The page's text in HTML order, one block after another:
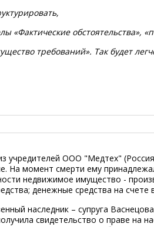
«Фактические обстоятельства»,
требований». Так будет
учредителей ООО "Медтех"
На момент смерти ему
недвижимое имущество -
денежные средства на счете
наследник – супруга
свидетельство о праве на